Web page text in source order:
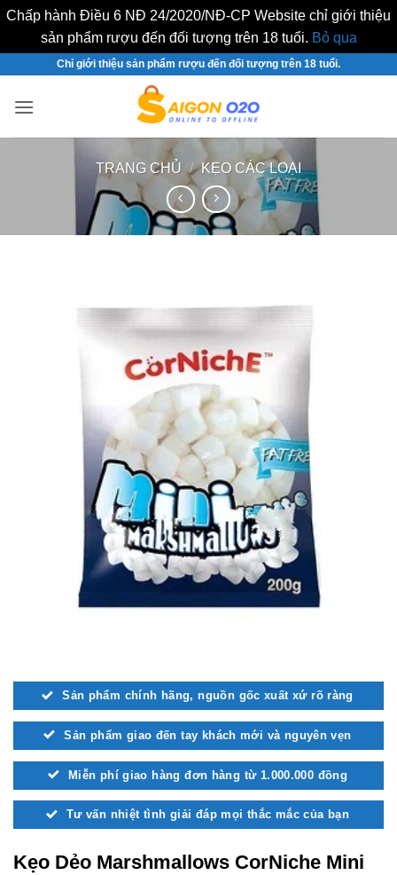
Chấp hành Điều 6 NĐ 24/2020/NĐ-CP Website chỉ giới thiệu
sản phẩm rượu đến đối tượng trên 18 tuổi. Bỏ qua
nội
Chỉ giới thiệu sản phẩm rượu đến đối tượng trên 18 tuổi.
TRANG CHỦ / KẸO CÁC LOẠI
Sản phẩm chính hãng, nguồn gốc xuất xứ rõ ràng
Sản phẩm giao đến tay khách mới và nguyên vẹn
Miễn phí giao hàng đơn hàng từ 1.000.000 đồng
Tư vấn nhiệt tình giải đáp mọi thắc mắc của bạn
Kẹo Dẻo Marshmallows CorNiche Mini